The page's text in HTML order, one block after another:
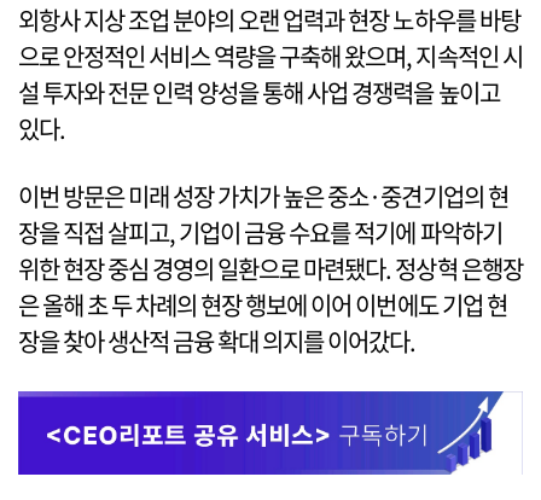
외항사 지상 조업 분야의 오랜 업력과 현장 노하우를 바탕
으로 안정적인 서비스 역량을 구축해 왔으며, 지속적인 시
설 투자와 전문 인력 양성을 통해 사업 경쟁력을 높이고
있다.
이번 방문은 미래 성장 가치가 높은 중소·중견기업의 현
장을 직접 살피고, 기업이 금융 수요를 적기에 파악하기
위한 현장 중심 경영의 일환으로 마련됐다. 정상혁 은행장
은 올해 초 두 차례의 현장 행보에 이어 이번에도 기업 현
장을 찾아 생산적 금융 확대 의지를 이어갔다.